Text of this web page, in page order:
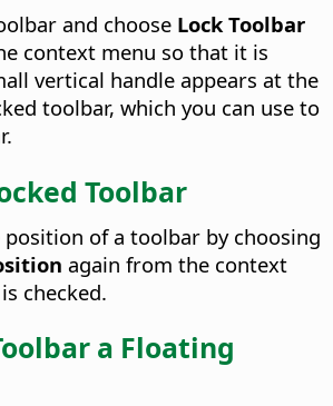
and choose Lock Toolbar
context menu so that it is
vertical handle appears at the
toolbar, which you can use to
Toolbar
position of a toolbar by choosing
again from the context
checked.
a Floating